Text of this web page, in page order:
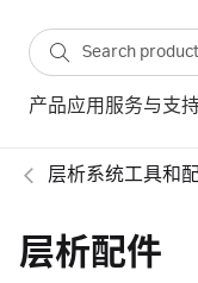
产品应用 服务与支
层析系统工具和
层析配件